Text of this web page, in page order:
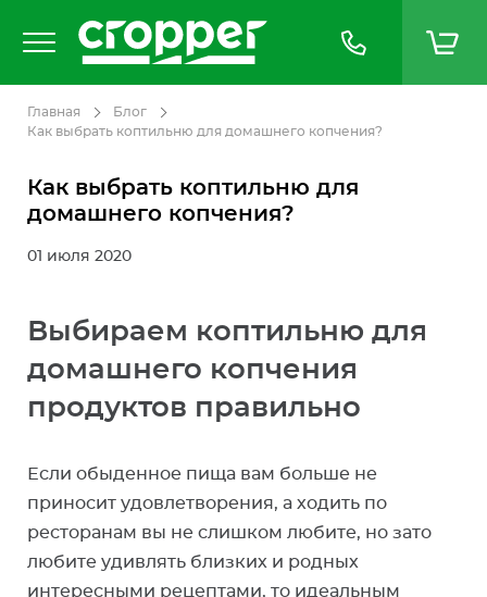
Главная
Блог
Как выбрать коптильню для домашнего копчения?
Как выбрать коптильню для
домашнего копчения?
01 июля 2020
Выбираем коптильню для
домашнего копчения
продуктов правильно
Если обыденное пища вам больше не
приносит удовлетворения, а ходить по
ресторанам вы не слишком любите, но зато
любите удивлять близких и родных
интересными рецептами, то идеальным